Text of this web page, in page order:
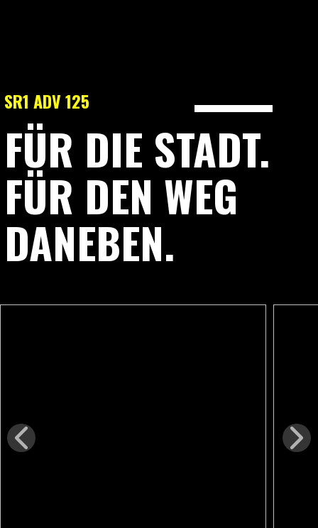
SR1 ADV 125
FÜR DIE STADT.
FÜR DEN WEG
DANEBEN.